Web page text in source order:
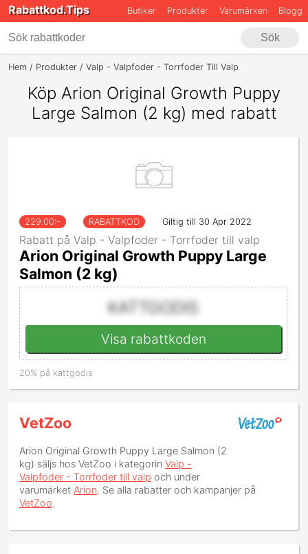
Rabattkod.Tips Butiker Produkter Varumärken Blogg
Sök
Hem Produkter Valp - Valpfoder - Torrfoder Till Valp
Köp Arion Original Growth Puppy
Large Salmon (2 kg) med rabatt
229.00:- RABATTKOD Giltig till 30 Apr 2022
Rabatt på Valp - Valpfoder - Torrfoder till valp
Arion Original Growth Puppy Large
Salmon (2 kg)
KATTGODIS
Visa rabattkoden
20% på kattgodis
VetZoo
Arion Original Growth Puppy Large Salmon (2
kg) säljs hos VetZoo i kategorin Valp -
Valpfoder - Torrfoder till valp och under
varumärket Arion. Se alla rabatter och kampanjer på
VetZoo.